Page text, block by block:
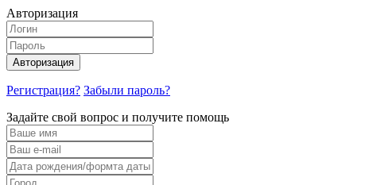
Авторизация
Авторизация
Регистрация? Забыли пароль?
Задайте свой вопрос и получите помощь